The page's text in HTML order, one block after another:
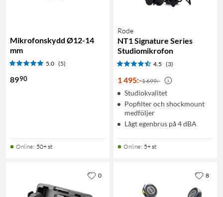
Mikrofonskydd Ø12-14
mm
5.0 (5)
8990
Online: 50+ st
Rode
NT1 Signature Series
Studiomikrofon
4.5 (3)
1 495:-1 699:-
Studiokvalitet
Popfilter och shockmount
medföljer
Lågt egenbrus på 4 dBA
Online: 5+ st
0 8